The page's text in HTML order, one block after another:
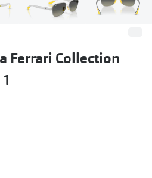
Miopia/
Ferrari Collection